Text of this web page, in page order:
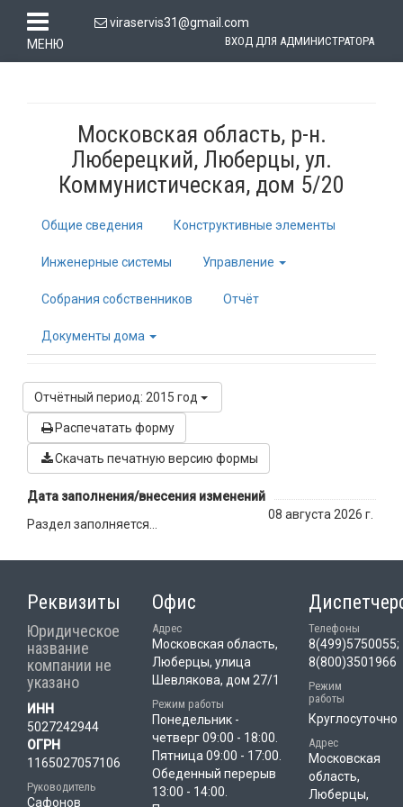
МЕНЮ
viraservis31@gmail.com
ВХОД ДЛЯ АДМИНИСТРАТОРА
Московская область, р-н.
Люберецкий, Люберцы, ул.
Коммунистическая, дом 5/20
Общие сведения Конструктивные элементы
Инженерные системы Управление
Собрания собственников Отчёт
Документы дома
Отчётный период: 2015 год
Распечатать форму
Скачать печатную версию формы
Дата заполнения/внесения изменений
08 августа 2026 г.
Раздел заполняется...
Реквизиты
Юридическое
название
компании не
указано
ИНН
5027242944
ОГРН
1165027057106
Руководитель
Сафонов
Офис
Адрес
Московская область,
Люберцы, улица
Шевлякова, дом 27/1
Режим работы
Понедельник -
четверг 09:00 - 18:00.
Пятница 09:00 - 17:00.
Обеденный перерыв
13:00 - 14:00.
Телефоны
8(499)5750055;
8(800)3501966
Режим
работы
Круглосуточно
Адрес
Московская
область,
Люберцы,